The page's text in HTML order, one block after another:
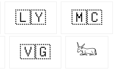
🇱🇾 🇲🇨
🇻🇬 𓃜